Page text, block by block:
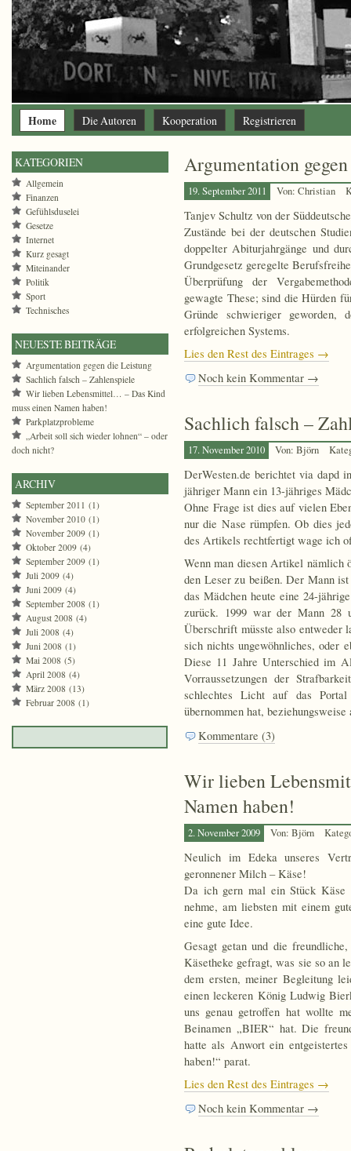
Home Die Autoren Kooperation Registrieren
Argumentation
19. September 2011 Von: Christian
Tanjev Schultz von der
Zustände bei der deutschen
doppelter Abiturjahrgänge und
Grundgesetz geregelte
Überprüfung der
gewagte These; sind die Hürden
Gründe schwieriger geworden,
erfolgreichen Systems.
Lies den Rest des Eintrages →
Noch kein Kommentar →
Sachlich falsch –
17. November 2010 Von: Björn
DerWesten.de berichtet via dapd
jähriger Mann ein 13-jähriges
Ohne Frage ist dies auf vielen
nur die Nase rümpfen. Ob dies
des Artikels rechtfertigt wage ich
Wenn man diesen Artikel nämlich
den Leser zu beißen. Der Mann
das Mädchen heute eine 24-
zurück. 1999 war der Mann 28
Überschrift müsste also entweder
sich nichts ungewöhnliches, oder
Diese 11 Jahre Unterschied im
Vorraussetzungen der
schlechtes Licht auf das
übernommen hat,
Kommentare (3)
Wir lieben
Namen haben!
2. November 2009 Von: Björn
Neulich im Edeka unseres
geronnener Milch – Käse!
Da ich gern mal ein Stück Käse
nehme, am liebsten mit einem
eine gute Idee.
Gesagt getan und die
Käsetheke gefragt, was sie so an
dem ersten, meiner Begleitung
einen leckeren König Ludwig
uns genau getroffen hat wollte
Beinamen „BIER“ hat. Die
hatte als Anwort ein
haben!“ parat.
Lies den Rest des Eintrages →
Noch kein Kommentar →
KATEGORIEN
Allgemein
Finanzen
Gefühlsduselei
Gesetze
Internet
Kurz gesagt
Miteinander
Politik
Sport
Technisches
NEUESTE BEITRÄGE
Argumentation gegen die Leistung
Sachlich falsch – Zahlenspiele
Wir lieben Lebensmittel… – Das Kind
muss einen Namen haben!
Parkplatzprobleme
„Arbeit soll sich wieder lohnen“ – oder
doch nicht?
ARCHIV
September 2011 (1)
November 2010 (1)
November 2009 (1)
Oktober 2009 (4)
September 2009 (1)
Juli 2009 (4)
Juni 2009 (4)
September 2008 (1)
August 2008 (4)
Juli 2008 (4)
Juni 2008 (1)
Mai 2008 (5)
April 2008 (4)
März 2008 (13)
Februar 2008 (1)